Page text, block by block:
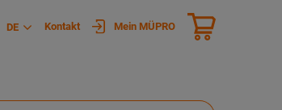
DE Kontakt Mein MÜPRO